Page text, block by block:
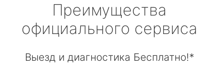
Преимущества
официального сервиса
Выезд и диагностика Бесплатно!*